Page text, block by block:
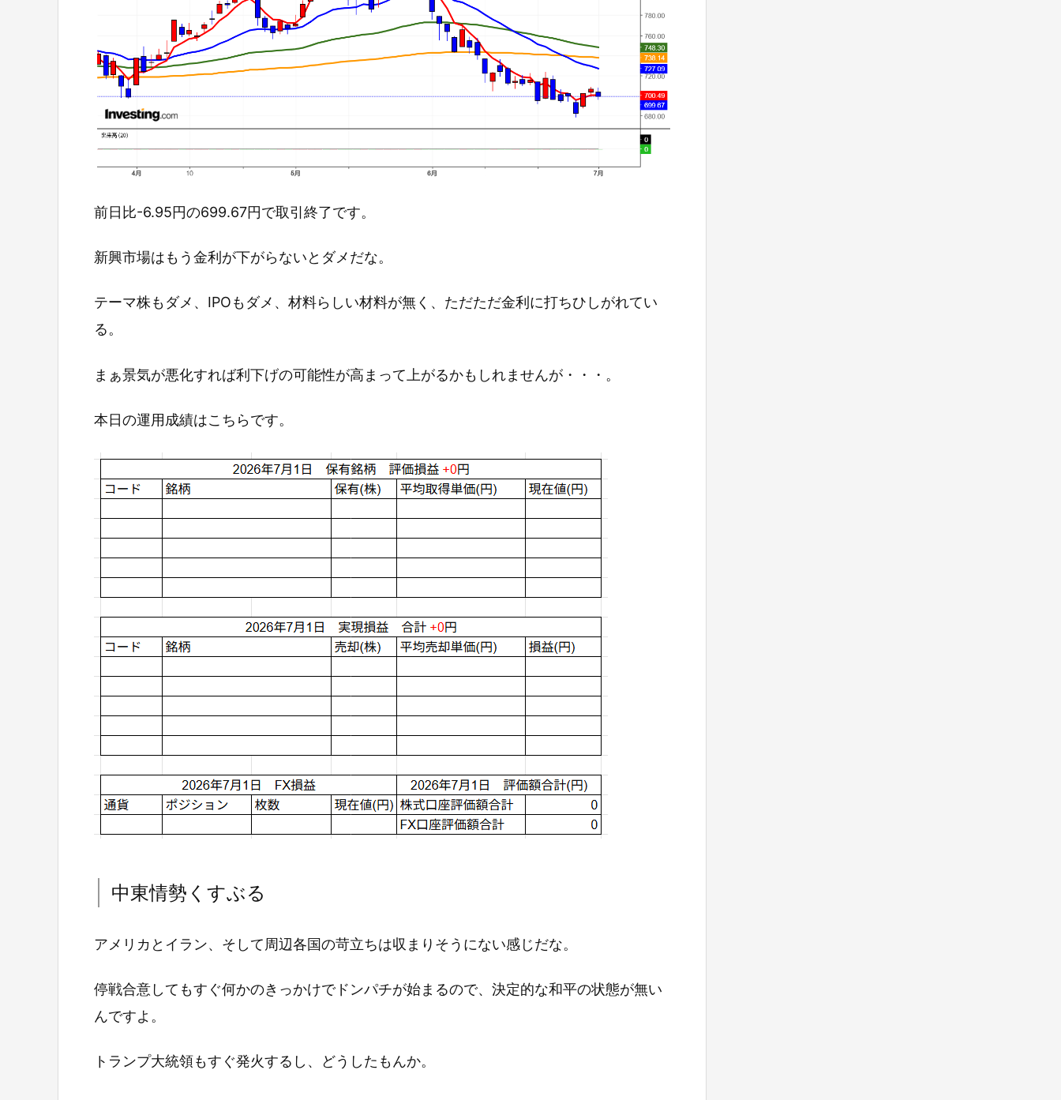
前日比-6.95円の699.67円で取引終了です。
新興市場はもう金利が下がらないとダメだな。
テーマ株もダメ、IPOもダメ、材料らしい材料が無く、ただただ金利に打ちひしがれてい
る。
まぁ景気が悪化すれば利下げの可能性が高まって上がるかもしれませんが・・・。
本日の運用成績はこちらです。
中東情勢くすぶる
アメリカとイラン、そして周辺各国の苛立ちは収まりそうにない感じだな。
停戦合意してもすぐ何かのきっかけでドンパチが始まるので、決定的な和平の状態が無い
んですよ。
トランプ大統領もすぐ発火するし、どうしたもんか。